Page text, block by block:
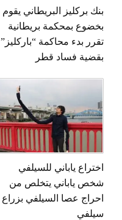
بنك بركليز البريطاني يقوم
بخضوع بمحكمة بريطانية
تقرر بدء محاكمة “باركليز”
بقضية فساد قطر
اختراع ياباني للسيلفي
شخص ياباني يتخلص من
احراج عصا السيلفي بزراع
سيلفي